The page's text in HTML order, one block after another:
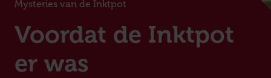
Mysteries van de Inktpot
:
Voordat de Inktpot
er was